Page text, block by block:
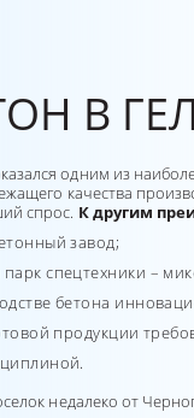
В
одним из
качества
спрос. К другим
завод;
спецтехники –
бетона
продукции
недалеко от